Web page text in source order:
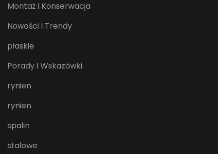
Montaż I Konserwacja
Nowości I Trendy
płaskie
Porady I Wskazówki
rynien
rynien
spalin
stalowe